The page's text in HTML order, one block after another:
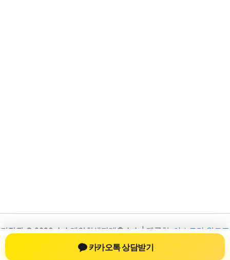
저작권 © 2026 ☆★개인회생자대출★☆ | 제공처:
아스트라 워드프
레스 테마
카카오톡 상담받기